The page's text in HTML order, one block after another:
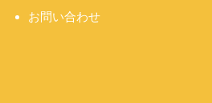
お問い合わせ